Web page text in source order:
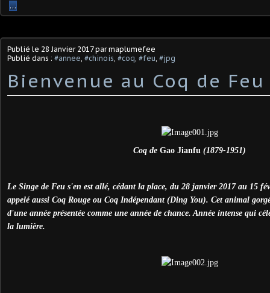
…
Publié le 28 Janvier 2017par maplumefee
Publié dans : #annee #chinois #coq #feu #jpg
Bienvenue au Coq de Feu
Coq deGao Jianfu (1879-1951)
Le Singe de Feu s'en est allé, cédant la place, du 28 janvier 2017 au 15
appelé aussi Coq Rouge ou Coq Indépendant (Ding You). Cet animal
d'une année présentée comme une année de chance. Année intense qui
la lumière.